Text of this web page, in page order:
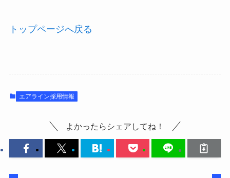
トップページへ戻る
エアライン採用情報
よかったらシェアしてね！